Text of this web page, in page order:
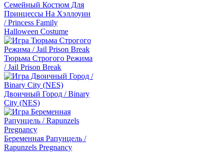
Семейный Костюм Для
Принцессы На Хэллоуин
/ Princess Family
Halloween Costume
Тюрьма Строгого Режима
/ Jail Prison Break
Двоичный Город / Binary
City (NES)
Беременная Рапунцель /
Rapunzels Pregnancy